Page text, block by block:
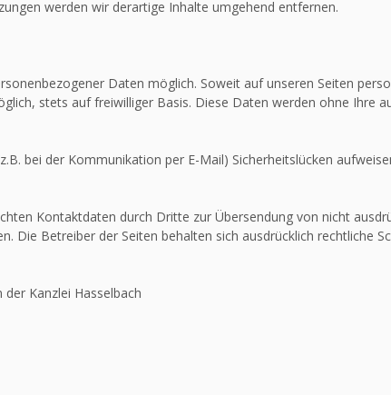
werden wir derartige Inhalte umgehend entfernen.
Daten möglich. Soweit auf unseren Seiten
stets auf freiwilliger Basis. Diese Daten werden ohne Ihre
bei der Kommunikation per E-Mail) Sicherheitslücken
Kontaktdaten durch Dritte zur Übersendung von nicht
Die Betreiber der Seiten behalten sich ausdrücklich rechtliche
Kanzlei Hasselbach